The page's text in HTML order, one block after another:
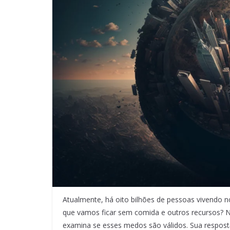
Atualmente, há oito bilhões de pessoas vivendo
que vamos ficar sem comida e outros recursos?
examina se esses medos são válidos. Sua